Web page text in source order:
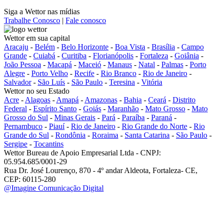
Siga a Wettor nas mídias
Trabalhe Conosco | Fale conosco
Wettor em sua capital
Aracaju - Belém - Belo Horizonte - Boa Vista - Brasília - Campo
Grande - Cuiabá - Curitiba - Florianópolis - Fortaleza - Goiânia -
João Pessoa - Macapá - Maceió - Manaus - Natal - Palmas - Porto
Alegre - Porto Velho - Recife - Rio Branco - Rio de Janeiro -
Salvador- São Luís - São Paulo - Teresina - Vitória
Wettor no seu Estado
Acre - Alagoas - Amapá - Amazonas - Bahia - Ceará - Distrito
Federal - Espírito Santo - Goiás - Maranhão - Mato Grosso - Mato
Grosso do Sul - Minas Gerais - Pará - Paraíba - Paraná -
Pernambuco - Piauí- Rio de Janeiro - Rio Grande do Norte - Rio
Grande do Sul - Rondônia - Roraima - Santa Catarina - São Paulo -
Sergipe - Tocantins
Wettor Bureau de Apoio Empresarial Ltda - CNPJ:
05.954.685/0001-29
Rua Dr. José Lourenço, 870 - 4º andar Aldeota, Fortaleza- CE,
CEP: 60115-280
@Imagine Comunicação Digital